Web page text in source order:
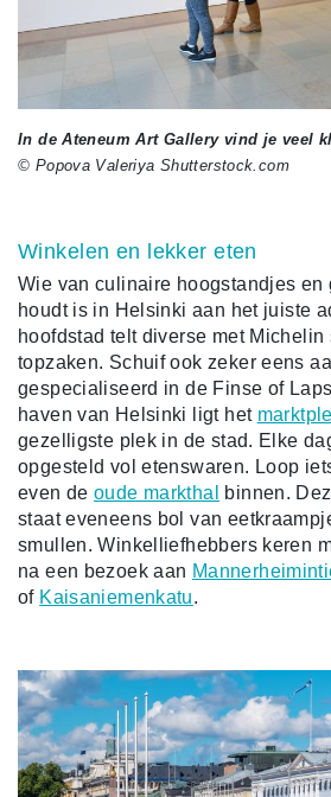
In de Ateneum Art Gallery vind je veel
© Popova Valeriya Shutterstock.com
Winkelen en lekker eten
Wie van culinaire hoogstandjes en
houdt is in Helsinki aan het juiste
hoofdstad telt diverse met
topzaken. Schuif ook zeker eens
gespecialiseerd in de Finse of
haven van Helsinki ligt het
gezelligste plek in de stad. Elke
opgesteld vol etenswaren. Loop
even deoude markthal
binnen.
staat eveneens bol van
smullen.Winkelliefhebbers keren
na een bezoek aan
of Kaisaniemenkatu.